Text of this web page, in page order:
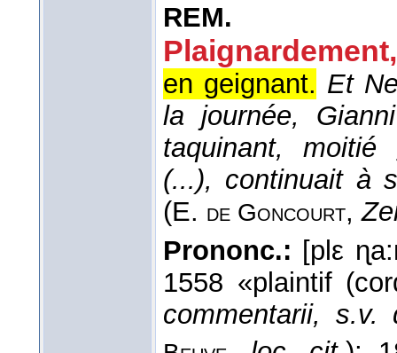
REM.
Plaignardement,
en geignant. Et
la journée,
taquinant, moitié
(...), continuait à
(E. de Goncourt,
Prononc.: [plε
1558 «plaintif
commentarii, s.v.